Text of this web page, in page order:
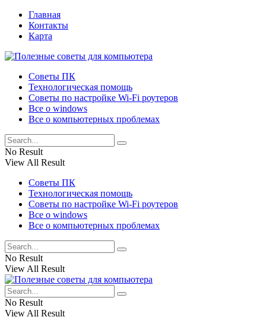
Главная
Контакты
Карта
Советы ПК
Технологическая помощь
Советы по настройке Wi-Fi роутеров
Все о windows
Все о компьютерных проблемах
No Result
View All Result
Советы ПК
Технологическая помощь
Советы по настройке Wi-Fi роутеров
Все о windows
Все о компьютерных проблемах
No Result
View All Result
No Result
View All Result